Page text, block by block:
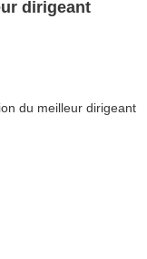
dirigeant